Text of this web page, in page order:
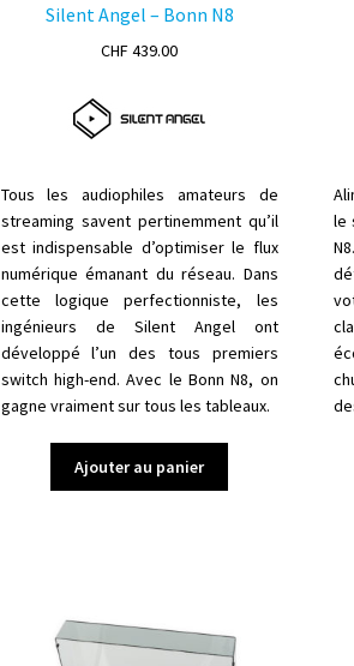
Silent Angel – Bonn N8
CHF439.00
Tous les audiophiles amateurs de
streaming savent pertinemment qu’il
est indispensable d’optimiser le flux
numérique émanant du réseau. Dans
cette logique perfectionniste, les
ingénieurs de Silent Angel ont
développé l’un des tous premiers
switch high-end. Avec le Bonn N8, on
gagne vraiment sur tous les tableaux.
Ajouter au panier
le